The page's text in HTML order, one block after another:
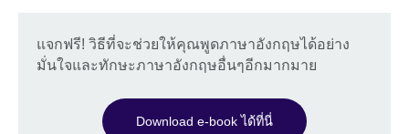
แจกฟรี! วิธีที่จะช่วยให้คุณพูดภาษาอังกฤษได้อย่าง
มั่นใจและทักษะภาษาอังกฤษอื่นๆอีกมากมาย
Download e-book ได้ที่นี่